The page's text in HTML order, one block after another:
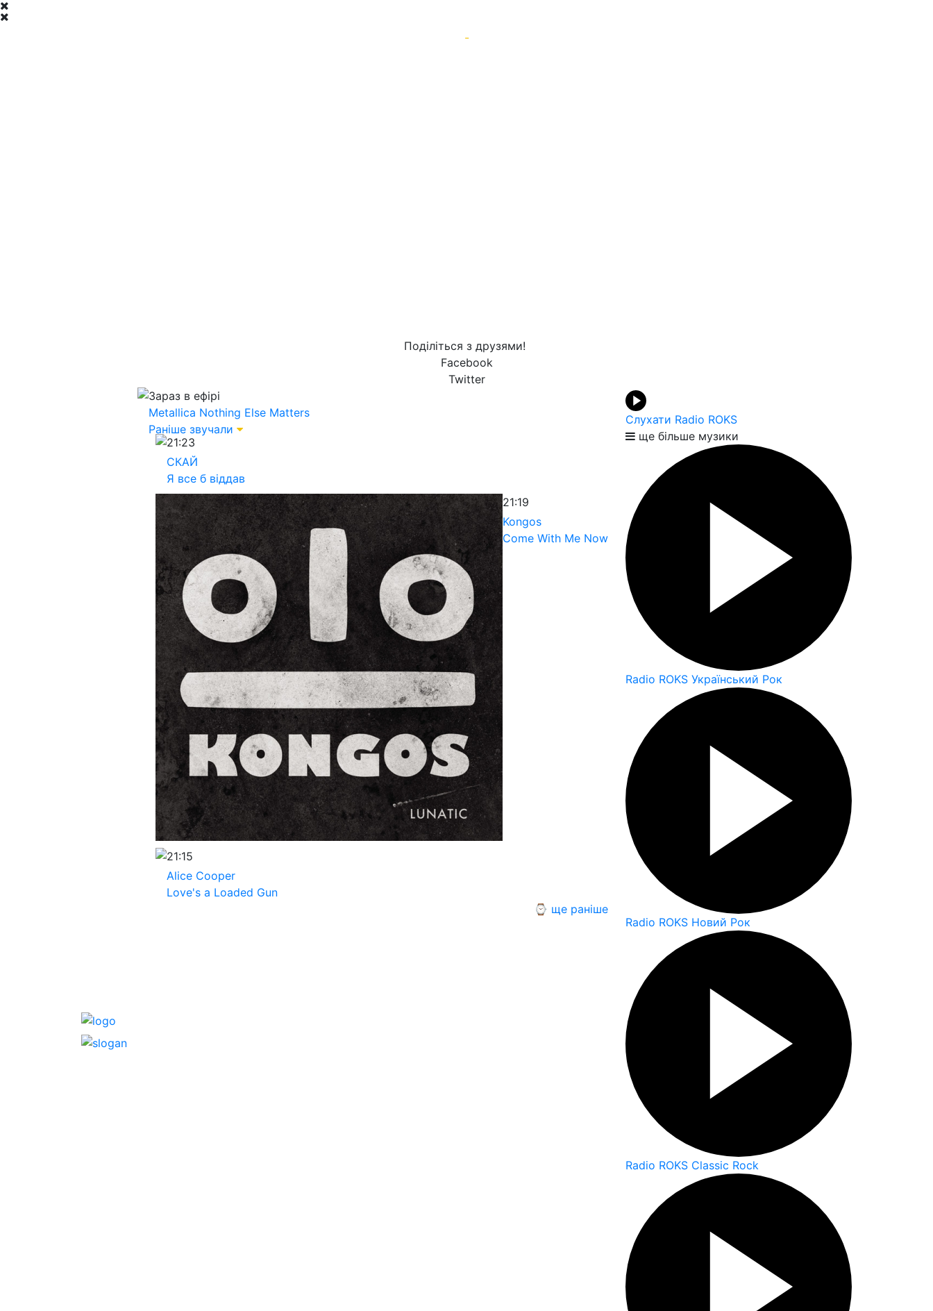
-
Поділіться з друзями!
Facebook
Twitter
Зараз в ефірі
Metallica Nothing Else Matters
Раніше звучали
21:23
СКАЙ
Я все б віддав
21:19
Kongos
Come With Me Now
21:15
Alice Cooper
Love's a Loaded Gun
⌚ ще раніше
Слухати Radio ROKS
ще більше музики
Radio ROKS Український Рок
Radio ROKS Новий Рок
Radio ROKS Classic Rock